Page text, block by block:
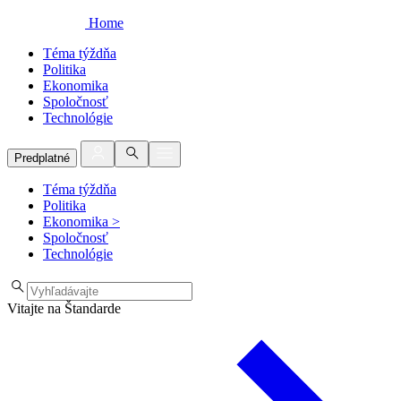
Home
Téma týždňa
Politika
Ekonomika
Spoločnosť
Technológie
Predplatné
Téma týždňa
Politika
Ekonomika >
Spoločnosť
Technológie
Vitajte na Štandarde